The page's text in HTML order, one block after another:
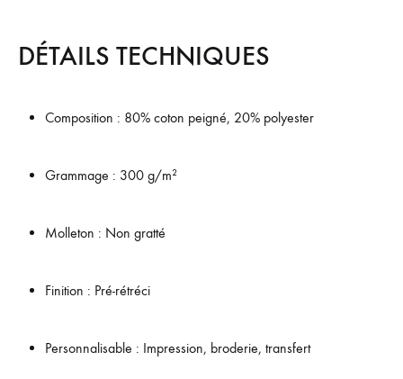
DÉTAILS TECHNIQUES
Composition : 80% coton peigné, 20% polyester
Grammage : 300 g/m²
Molleton : Non gratté
Finition : Pré-rétréci
Personnalisable : Impression, broderie, transfert